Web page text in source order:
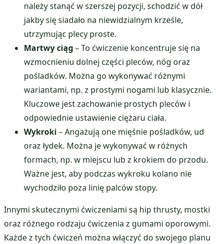
należy stanąć w szerszej pozycji, schodzić w dół
jakby się siadało na niewidzialnym krześle,
utrzymując plecy proste.
Martwy ciąg – To ćwiczenie koncentruje się na
wzmocnieniu dolnej części pleców, nóg oraz
pośladków. Można go wykonywać różnymi
wariantami, np. z prostymi nogami lub klasycznie.
Kluczowe jest zachowanie prostych pleców i
odpowiednie ustawienie ciężaru ciała.
Wykroki – Angażują one mięśnie pośladków, ud
oraz łydek. Można je wykonywać w różnych
formach, np. w miejscu lub z krokiem do przodu.
Ważne jest, aby podczas wykroku kolano nie
wychodziło poza linię palców stopy.
Innymi skutecznymi ćwiczeniami są hip thrusty, mostki
oraz różnego rodzaju ćwiczenia z gumami oporowymi.
Każde z tych ćwiczeń można włączyć do swojego planu